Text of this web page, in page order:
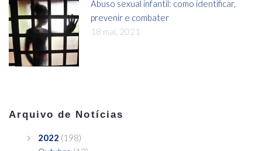
Abuso sexual infantil: como identificar,
prevenir e combater
18 mai, 2021
Arquivo de Notícias
2022 (198)